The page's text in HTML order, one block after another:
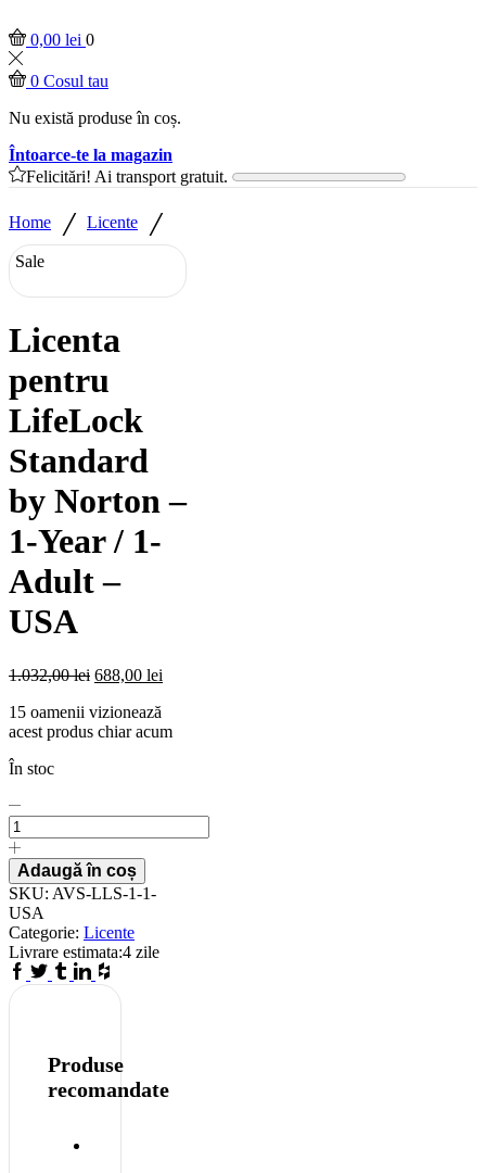
0,00 lei 0
0 Cosul tau
Nu există produse în coș.
Întoarce-te la magazin
Felicitări! Ai transport gratuit.
Home / Licente /
Sale
Licenta
pentru
LifeLock
Standard
by Norton –
1-Year / 1-
Adult –
USA
1.032,00lei 688,00 lei
15 oamenii vizionează
acest produs chiar acum
În stoc
Licenta
LifeLock
Standard
by
Norton
-
1-
Year
USA
quantity
Adaugă în coș
SKU: AVS-LLS-1-1-
USA
Categorie: Licente
Livrare estimata:4 zile
Facebook
TwitterTumblr
Linkedin
Houzz
Produse
recomandate